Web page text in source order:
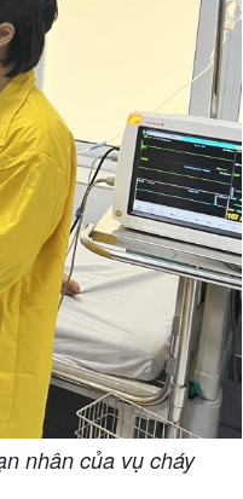
nhân của vụ cháy